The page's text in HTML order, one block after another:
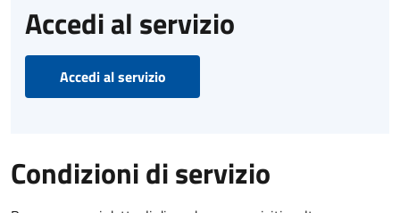
Accedi al servizio
Accedi al servizio
Condizioni di servizio